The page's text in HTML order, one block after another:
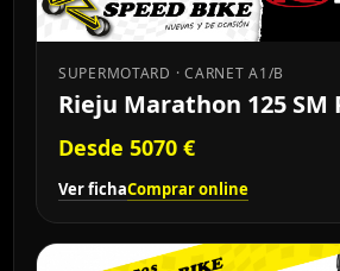
SUPERMOTARD · CARNET A1/B
Rieju Marathon 125 SM
Desde 5070 €
Ver fichaComprar online